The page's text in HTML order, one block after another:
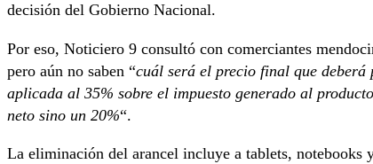
decisión del Gobierno Nacional.
Por eso, Noticiero 9 consultó con comerciantes
pero aún no saben “cuál será el precio final que deberá
aplicada al 35% sobre el impuesto generado al
neto sino un 20%“.
La eliminación del arancel incluye a tablets, notebooks